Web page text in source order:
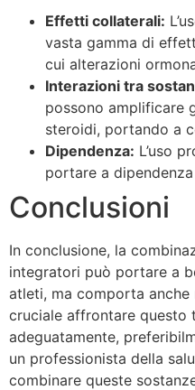
Effetti collaterali:
vasta gamma di
cui alterazioni
Interazioni tra
possono amplificare
steroidi, portando a
Dipendenza: L’uso
portare a
Conclusioni
In conclusione, la
integratori può portare a
atleti, ma comporta anche
cruciale affrontare questo
adeguatamente,
un professionista della
combinare queste